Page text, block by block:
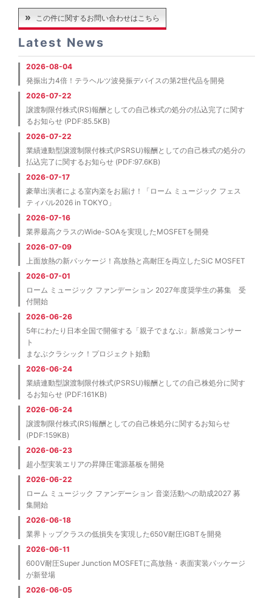
この件に関するお問い合わせはこちら
Latest News
2026-08-04
発振出力4倍！テラヘルツ波発振デバイスの第2世代品を開発
2026-07-22
譲渡制限付株式(RS)報酬としての自己株式の処分の払込完了に関す
るお知らせ (PDF:85.5KB)
2026-07-22
業績連動型譲渡制限付株式(PSRSU)報酬としての自己株式の処分の
払込完了に関するお知らせ (PDF:97.6KB)
2026-07-17
豪華出演者による室内楽をお届け！「ローム ミュージック フェス
ティバル2026 in TOKYO」
2026-07-16
業界最高クラスのWide-SOAを実現したMOSFETを開発
2026-07-09
上面放熱の新パッケージ！高放熱と高耐圧を両立したSiC MOSFET
2026-07-01
ローム ミュージック ファンデーション 2027年度奨学生の募集 受
付開始
2026-06-26
5年にわたり日本全国で開催する「親子でまなぶ」新感覚コンサー
ト
まなぶクラシック！プロジェクト始動
2026-06-24
業績連動型譲渡制限付株式(PSRSU)報酬としての自己株処分に関す
るお知らせ (PDF:161KB)
2026-06-24
譲渡制限付株式(RS)報酬としての自己株処分に関するお知らせ
(PDF:159KB)
2026-06-23
超小型実装エリアの昇降圧電源基板を開発
2026-06-22
ローム ミュージック ファンデーション 音楽活動への助成2027 募
集開始
2026-06-18
業界トップクラスの低損失を実現した650V耐圧IGBTを開発
2026-06-11
600V耐圧Super Junction MOSFETに高放熱・表面実装パッケージ
が新登場
2026-06-05